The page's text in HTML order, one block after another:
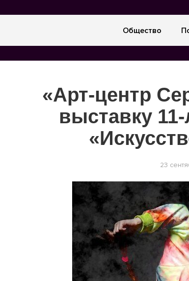
Общество
«Арт-центр
выставку
23